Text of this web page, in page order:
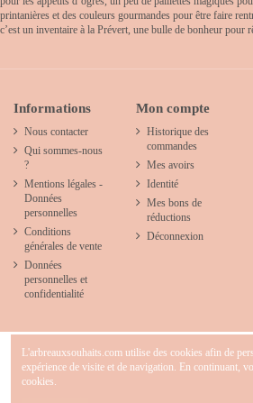
printanières et des couleurs gourmandes pour être faire
c’est un inventaire à la Prévert, une bulle de bonheur pour
Informations
Nous contacter
Qui sommes-nous
?
Mentions légales -
Données
personnelles
Conditions
générales de vente
Données
personnelles et
confidentialité
Mon compte
Historique des
commandes
Mes avoirs
Identité
Mes bons de
réductions
Déconnexion
L'arbreauxsouhaits.com utilise des cookies afin de
expérience de visite et de navigation. En continuant,
cookies.